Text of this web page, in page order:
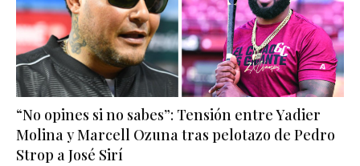
“No opines si no sabes”: Tensión entre Yadier
Molina y Marcell Ozuna tras pelotazo de Pedro
Strop a José Sirí